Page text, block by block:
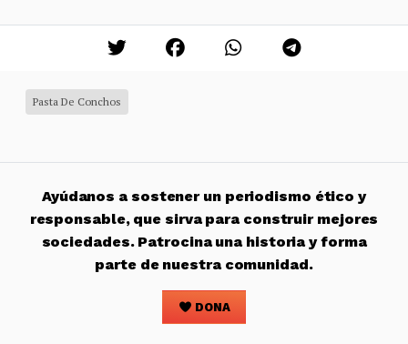
Pasta De Conchos
Ayúdanos a sostener un periodismo ético y
responsable, que sirva para construir mejores
sociedades. Patrocina una historia y forma
parte de nuestra comunidad.
DONA